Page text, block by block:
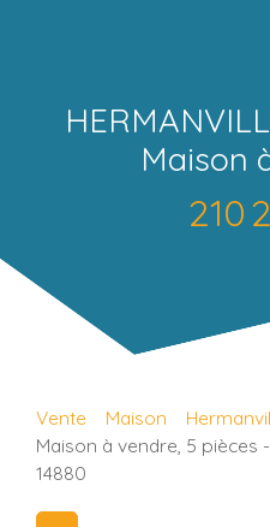
Maison
210
Vente Maison
Maison à vendre, 5 pièces
14880